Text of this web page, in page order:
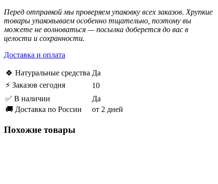
Перед отправкой мы проверяем упаковку всех заказов. Хрупкие
товары упаковываем особенно тщательно, поэтому вы
можете не волноваться — посылка доберется до вас в
целости и сохранности.
Доставка и оплата
🍀 Натуральные средства Да
⚡ Заказов сегодня
10
✅ В наличии
Да
🚚 Доставка по России
от 2 дней
Похожие товары